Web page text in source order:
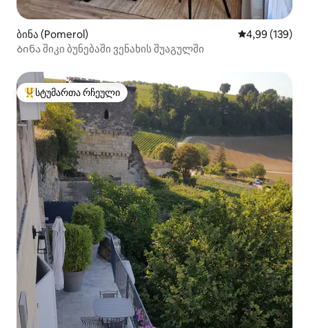
ბინა (Pomerol) საშუალო
4,99 (139)
Ბინა შიკი ბუნებაში ვენახის შუაგულში
სტუმართა რჩეული მოწინავე ვარიანტი
სტუმართა რჩეული